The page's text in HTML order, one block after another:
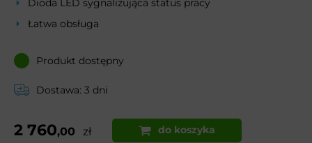
Dioda LED sygnalizująca status pracy
Łatwa obsługa
Produkt dostępny
Dostawa: 3 dni
2 760,00 zł do koszyka